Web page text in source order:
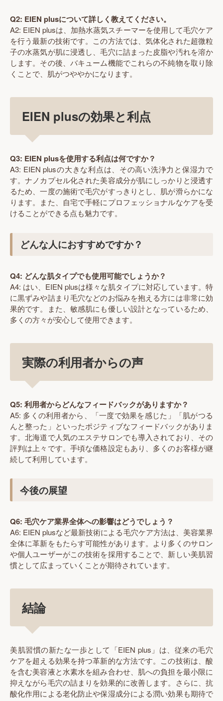
Q2: EIEN plusについて詳しく教えてください。
A2: EIEN plusは、加熱水蒸気スチーマーを使用して毛穴ケア
を行う最新の技術です。この方法では、気体化された超微粒
子の水蒸気が肌に浸透し、毛穴に詰まった皮脂や汚れを溶か
します。その後、バキューム機能でこれらの不純物を取り除
くことで、肌がつややかになります。
EIEN plusの効果と利点
Q3: EIEN plusを使用する利点は何ですか？
A3: EIEN plusの大きな利点は、その高い洗浄力と保湿力で
す。ナノカプセル化された美容成分が肌にしっかりと浸透す
るため、一度の施術で毛穴がすっきりとし、肌が滑らかにな
ります。また、自宅で手軽にプロフェッショナルなケアを受
けることができる点も魅力です。
どんな人におすすめですか？
Q4: どんな肌タイプでも使用可能でしょうか？
A4: はい、EIEN plusは様々な肌タイプに対応しています。特
に黒ずみや詰まり毛穴などのお悩みを抱える方には非常に効
果的です。また、敏感肌にも優しい設計となっているため、
多くの方々が安心して使用できます。
実際の利用者からの声
Q5: 利用者からどんなフィードバックがありますか？
A5: 多くの利用者から、「一度で効果を感じた」「肌がつる
んと整った」といったポジティブなフィードバックがありま
す。北海道で人気のエステサロンでも導入されており、その
評判は上々です。手頃な価格設定もあり、多くのお客様が継
続して利用しています。
今後の展望
Q6: 毛穴ケア業界全体への影響はどうでしょう？
A6: EIEN plusなど最新技術による毛穴ケア方法は、美容業界
全体に革新をもたらす可能性があります。より多くのサロン
や個人ユーザーがこの技術を採用することで、新しい美肌習
慣として広まっていくことが期待されています。
結論
美肌習慣の新たな一歩として「EIEN plus」は、従来の毛穴
ケアを超える効果を持つ革新的な方法です。この技術は、酸
を含む美容液と水素水を組み合わせ、肌への負担を最小限に
抑えながら毛穴の詰まりを効果的に改善します。さらに、抗
酸化作用による老化防止や保湿成分による潤い効果も期待で